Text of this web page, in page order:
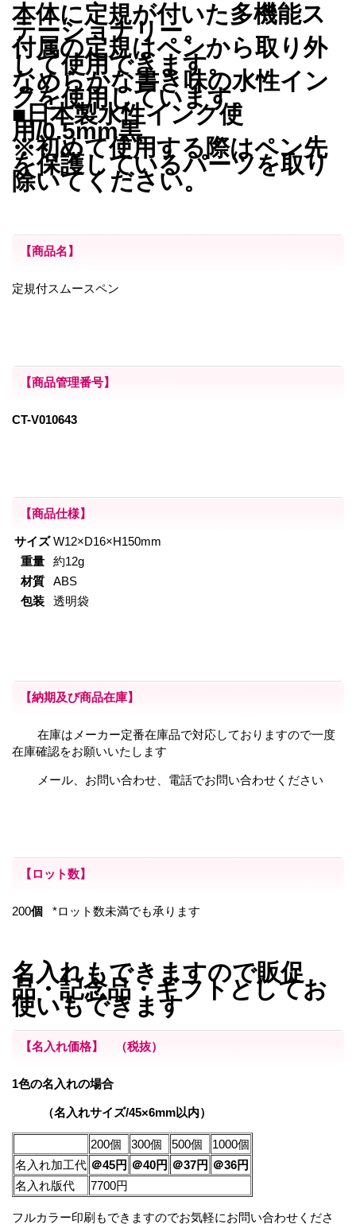
本体に定規が付いた多機能ス
テーショナリー。
付属の定規はペンから取り外
して使用できます。
なめらかな書き味の水性イン
クを使用しています。
■日本製水性インク使
用/0.5mm黒
※初めて使用する際はペン先
を保護しているパーツを取り
除いてください。
【商品名】
定規付スムースペン
【商品管理番号】
CT-V010643
【商品仕様】
サイズ W12×D16×H150mm
重量
約12g
材質
ABS
包装
透明袋
【納期及び商品在庫】
在庫はメーカー定番在庫品で対応しておりますので一度
在庫確認をお願いいたします
メール、お問い合わせ、電話でお問い合わせください
【ロット数】
200個 *ロット数未満でも承ります
名入れもできますので販促
品・記念品・ギフトとしてお
使いもできます
【名入れ価格】 （税抜）
1色の名入れの場合
（名入れサイズ/45×6mm以内）
200個 300個 500個
1000個
名入れ加工代 ＠45円 ＠40円 ＠37円 ＠36円
名入れ版代
7700円
フルカラー印刷もできますのでお気軽にお問い合わせくださ